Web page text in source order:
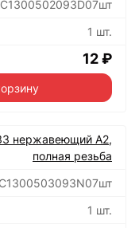
1 шт.
12 ₽
нержавеющий А2,
полная резьба
1 шт.